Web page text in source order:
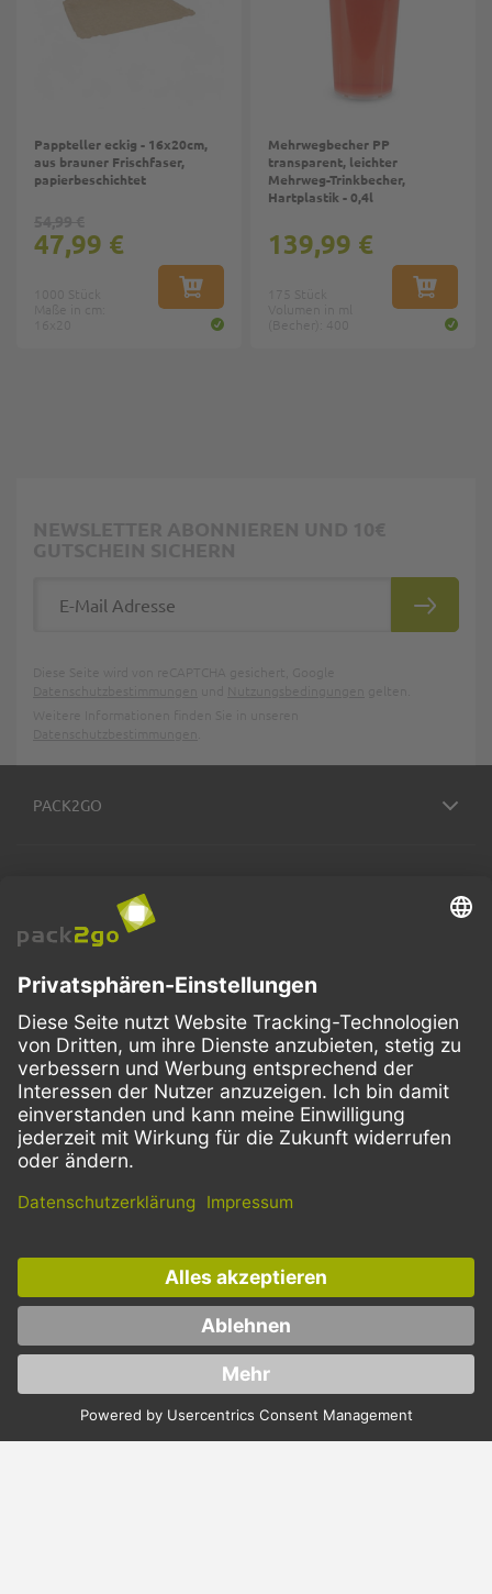
Pappteller eckig - 16x20cm,
aus brauner Frischfaser,
papierbeschichtet
IN DEN WARENKORB
47,99 €
Mehrwegbecher PP
transparent, leichter
Mehrweg-Trinkbecher,
Hartplastik - 0,4l
IN DEN
139,99 €
PACK2GO
ZAHLUNGSMETHODEN
VERSANDARTEN
LinkedIn